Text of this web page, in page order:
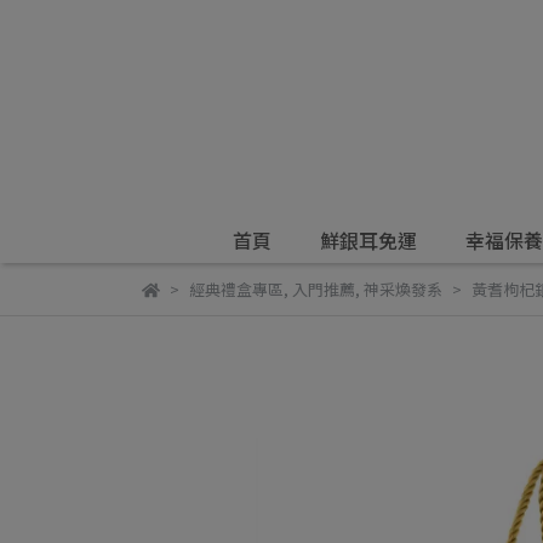
首頁 鮮銀耳免運 幸福保
經典禮盒專區, 入門推薦, 神采煥發系 黃耆枸杞